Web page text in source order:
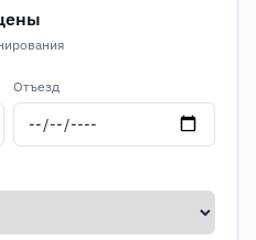
Отъезд